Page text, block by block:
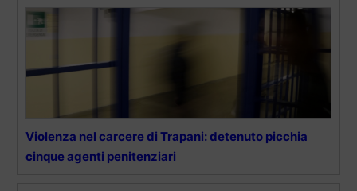
Violenza nel carcere di Trapani: detenuto picchia
cinque agenti penitenziari